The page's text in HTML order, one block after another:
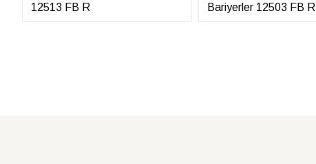
12513 FB R
Bariyerler 12503 FB R